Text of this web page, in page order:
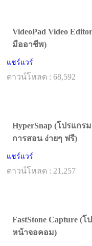
VideoPad Video
มืออาชีพ)
แชร์แวร์
ดาวน์โหลด : 68,592
HyperSnap (โปรแกร
การสอน ง่ายๆ ฟรี)
แชร์แวร์
ดาวน์โหลด : 21,257
FastStone Capture (
หน้าจอคอม)